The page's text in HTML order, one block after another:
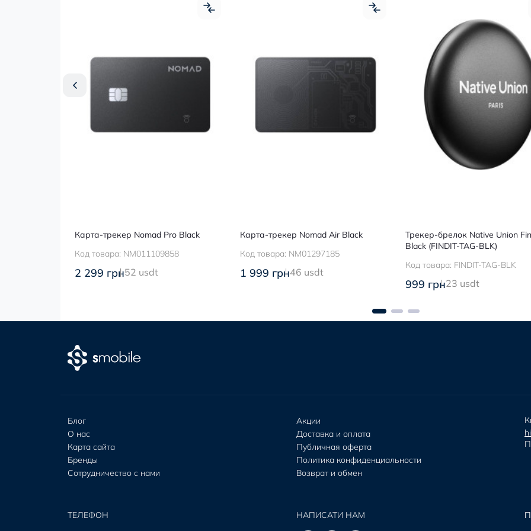
Карта-трекер Nomad Pro Black
Код товара: NM011109858
2 299 грн52 usdt
Карта-трекер Nomad Air Black
Код товара: NM01297185
1 999 грн46 usdt
Трекер-брелок Native Union
Black (FINDIT-TAG-BLK)
Код товара: FINDIT-TAG-BLK
999 грн23 usdt
Блог
О нас
Карта сайта
Бренды
Сотрудничество с нами
Акции
Доставка и оплата
Публичная оферта
Политика конфиденциальности
Возврат и обмен
ТЕЛЕФОН НАПИСАТИ НАМ